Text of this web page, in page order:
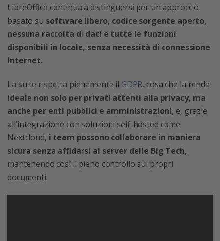
LibreOffice continua a distinguersi per un approccio
basato su software libero, codice sorgente aperto,
nessuna raccolta di dati e tutte le funzioni
disponibili in locale, senza necessità di connessione
Internet.
La suite rispetta pienamente il GDPR, cosa che la rende
ideale non solo per privati attenti alla privacy, ma
anche per enti pubblici e amministrazioni, e, grazie
all’integrazione con soluzioni self-hosted come
Nextcloud, i team possono collaborare in maniera
sicura senza affidarsi ai server delle Big Tech,
mantenendo così il pieno controllo sui propri
documenti.